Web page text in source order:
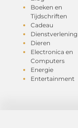
Boeken en
Tijdschriften
Cadeau
Dienstverlening
Dieren
Electronica en
Computers
Energie
Entertainment